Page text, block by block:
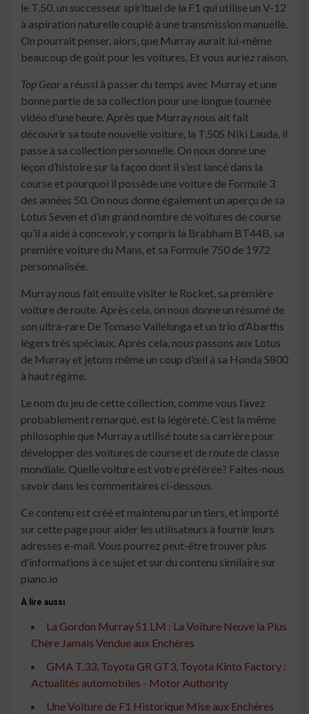
3 min read
le T.50, un successeur spirituel de la F1 qui utilise un V-12
à aspiration naturelle couplé à une transmission manuelle.
On pourrait penser, alors, que Murray aurait lui-même
beaucoup de goût pour les voitures. Et vous auriez raison.
Top Gear a réussi à passer du temps avec Murray et une
bonne partie de sa collection pour une longue tournée
vidéo d’une heure. Après que Murray nous ait fait
découvrir sa toute nouvelle voiture, la T.50S Niki Lauda, ​​il
passe à sa collection personnelle. On nous donne une
leçon d’histoire sur la façon dont il s’est lancé dans la
course et pourquoi il possède une voiture de Formule 3
des années 50. On nous donne également un aperçu de sa
Lotus Seven et d’un grand nombre de voitures de course
qu’il a aidé à concevoir, y compris la Brabham BT44B, sa
première voiture du Mans, et sa Formule 750 de 1972
personnalisée.
Murray nous fait ensuite visiter le Rocket, sa première
voiture de route. Après cela, on nous donne un résumé de
son ultra-rare De Tomaso Vallelunga et un trio d’Abarths
légers très spéciaux. Après cela, nous passons aux Lotus
de Murray et jetons même un coup d’œil à sa Honda S800
à haut régime.
Le nom du jeu de cette collection, comme vous l’avez
probablement remarqué, est la légèreté. C’est la même
philosophie que Murray a utilisé toute sa carrière pour
développer des voitures de course et de route de classe
mondiale. Quelle voiture est votre préférée? Faites-nous
savoir dans les commentaires ci-dessous.
Ce contenu est créé et maintenu par un tiers, et importé
sur cette page pour aider les utilisateurs à fournir leurs
adresses e-mail. Vous pourrez peut-être trouver plus
d’informations à ce sujet et sur du contenu similaire sur
piano.io
À lire aussi
La Gordon Murray S1 LM : La Voiture Neuve la Plus
Chère Jamais Vendue aux Enchères
GMA T.33, Toyota GR GT3, Toyota Kinto Factory :
Actualités automobiles - Motor Authority
Une Voiture de F1 Historique Mise aux Enchères